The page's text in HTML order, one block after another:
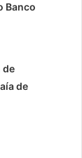
Banco
de
de